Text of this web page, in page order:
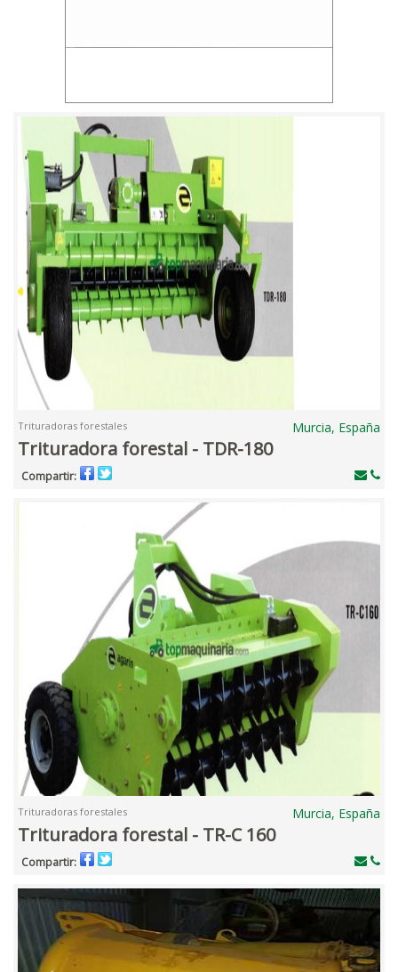
Trituradoras forestales Murcia, España
Trituradora forestal - TDR-180
Compartir:
Trituradoras forestales Murcia, España
Trituradora forestal - TR-C 160
Compartir: